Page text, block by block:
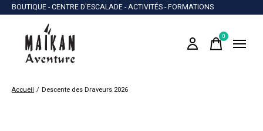
BOUTIQUE - CENTRE D'ESCALADE - ACTIVITÉS - FORMATIONS
0items
Accueil / Descente des Draveurs 2026